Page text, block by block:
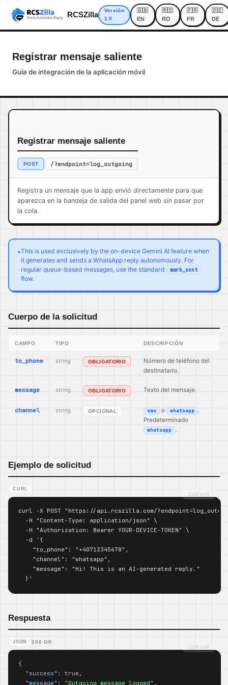
RCSZilla
Versión
1.0
🇬🇧
EN
🇷🇴
RO
🇫🇷
FR
🇩🇪
DE
Registrar mensaje saliente
Guía de integración de la aplicación móvil
Registrar mensaje saliente
POST /?endpoint=log_outgoing
Registra un mensaje que la app envió directamente para que
aparezca en la bandeja de salida del panel web sin pasar por
la cola.
*This is used exclusively by the on-device Gemini AI feature when
it generates and sends a WhatsApp reply autonomously. For
regular queue-based messages, use the standard
mark_sent
flow.
Cuerpo de la solicitud
CAMPO TIPO DESCRIPCIÓN
to_phone string OBLIGATORIO
Número de teléfono del
destinatario.
message string OBLIGATORIO Texto del mensaje.
channel string OPCIONAL sms o whatsapp
.
Predeterminado
whatsapp .
Ejemplo de solicitud
CURL
curl -X POST "https://api.rcszilla.com/
  -H "Content-Type: application/json" \
  -H "Authorization: Bearer YOUR-DEVICE-TOKEN" \
  -d '{
    "to_phone": "+40712345678",
    "channel": "whatsapp",
    "message": "Hi! This is an AI-generated reply."
  }'
COPIAR
Respuesta
JSON 200 OK
{
"success":
true ,
"message":
"Outgoing message logged" ,
COPIAR